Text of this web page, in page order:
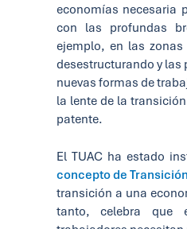
economías necesaria
con las profundas
ejemplo, en las
desestructurando y las
nuevas formas de
la lente de la
patente.
El TUAC ha estado
concepto de
transición a una
tanto, celebra que